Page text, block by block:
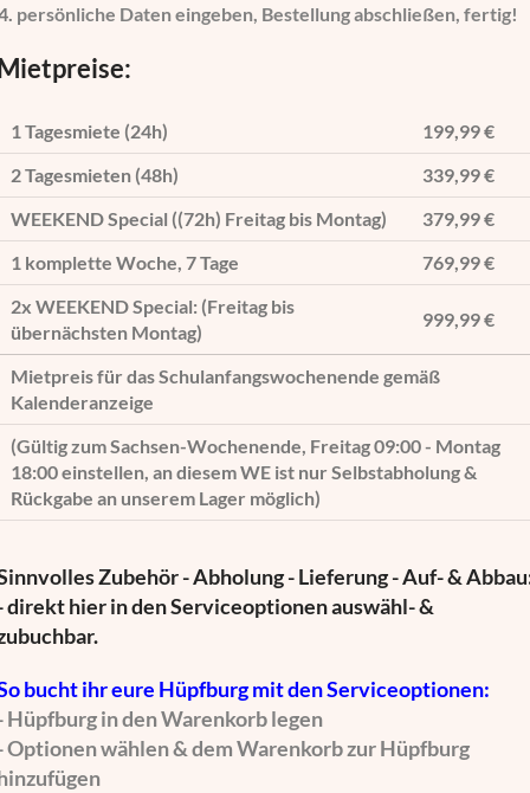
persönliche Daten eingeben, Bestellung abschließen, fertig!
1 Tagesmiete (24h)
199,99 €
2 Tagesmieten (48h)
339,99 €
WEEKEND Special ((72h) Freitag bis Montag)
379,99 €
1 komplette Woche, 7 Tage
769,99 €
2x WEEKEND Special: (Freitag bis
übernächsten Montag)
999,99 €
Mietpreis für das Schulanfangswochenende gemäß
Kalenderanzeige
(Gültig zum Sachsen-Wochenende, Freitag 09:00 - Montag
18:00 einstellen, an diesem WE ist nur Selbstabholung &
Rückgabe an unserem Lager möglich)
Zubehör - Abholung - Lieferung - Auf- &
direkt hier in den Serviceoptionen auswähl- &
bucht ihr eure Hüpfburg mit den Serviceoptionen:
Hüpfburg in den Warenkorb legen
Optionen wählen & dem Warenkorb zur Hüpfburg